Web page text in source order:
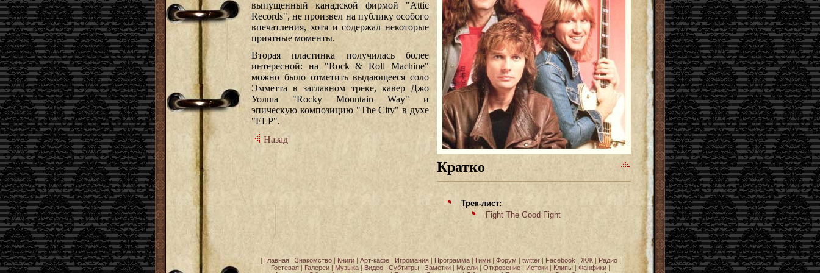
Кратко
Трек-лист:
Fight The Good Fight
выпущенный канадской фирмой "Attic
Records", не произвел на публику особого
впечатления, хотя и содержал некоторые
приятные моменты.
Вторая пластинка получилась более
интересной: на "Rock & Roll Machine"
можно было отметить выдающееся соло
Эмметта в заглавном треке, кавер Джо
Уолша "Rocky Mountain Way" и
эпическую композицию "The City" в духе
"ELP".
Назад
[ Главная| Знакомство| Книги| Арт-кафе| Игромания| Программа| Гимн| Форум | twitter| Facebook | ЖЖ| Радио|
Гостевая | Галереи | Музыка | Видео | Субтитры | Заметки | Мысли | Откровение | Истоки | Клипы | Фанфики |